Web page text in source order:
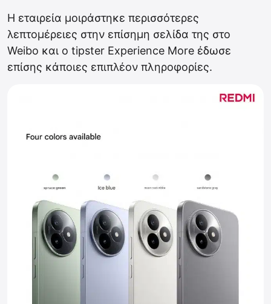
Η εταιρεία μοιράστηκε περισσότερες
λεπτομέρειες στην επίσημη σελίδα της στο
Weibo και ο tipster Experience More έδωσε
επίσης κάποιες επιπλέον πληροφορίες.